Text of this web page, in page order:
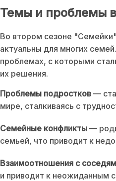
Темы и проблемы
Во втором сезоне
актуальны для многих
проблемах, с которыми
их решения.
Проблемы подростков —
мире, сталкиваясь с
Семейные конфликты —
семьей, что приводит к
Взаимоотношения с
и приводит к неожиданным